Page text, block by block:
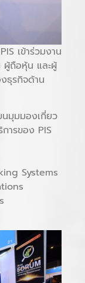
เข้าร่วมงาน
ผู้ถือหุ้น และผู้
ธุรกิจด้าน
นมุมมองเกี่ยว
ารของ PIS
Systems